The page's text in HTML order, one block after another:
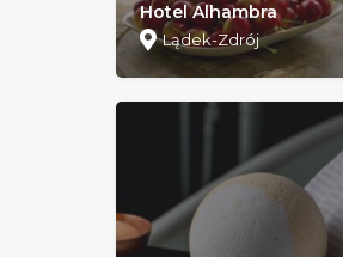
Hotel Alhambra
Lądek-Zdrój